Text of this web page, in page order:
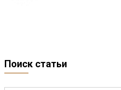
Поиск статьи